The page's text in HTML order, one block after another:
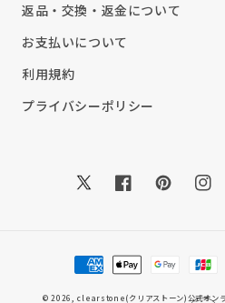
返品・交換・返金について
お支払いについて
利用規約
プライバシーポリシー
TwitterFacebookPinterest
決
済
© 2026,clearstone(クリアストーン)公式オン